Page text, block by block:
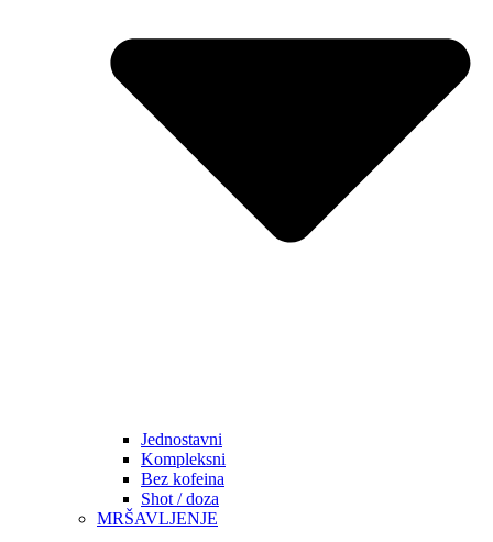
Jednostavni
Kompleksni
Bez kofeina
Shot / doza
MRŠAVLJENJE